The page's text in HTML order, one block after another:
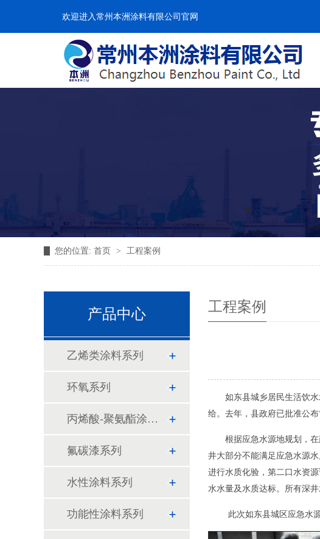
欢迎进入常州本洲涂料有限公司官网
您的位置: 首页 > 工程案例
产品中心
乙烯类涂料系列
环氧系列
丙烯酸-聚氨酯涂料系列
氟碳漆系列
水性涂料系列
功能性涂料系列
工程案例
如东县城乡居民生活饮
给。去年，县政府已批准公布
根据应急水源地规划，
井大部分不能满足应急水源
进行水质化验，第二口水资
水水量及水质达标。所有深
此次如东县城区应急水